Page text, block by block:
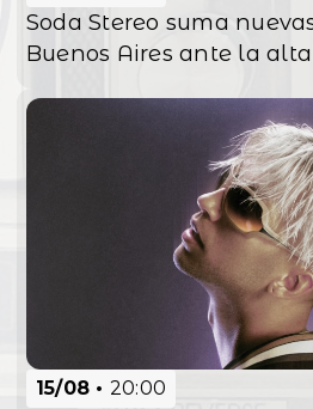
Soda Stereo suma
Buenos Aires ante la
15/08 20:00